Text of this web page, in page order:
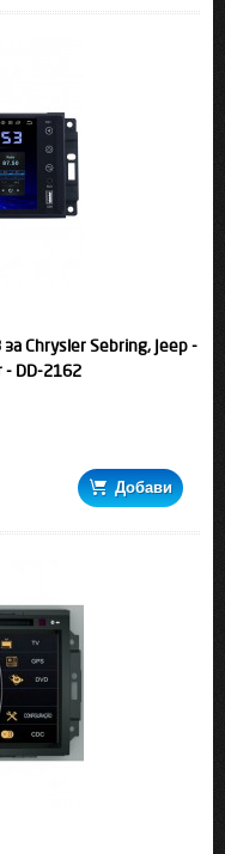
Chrysler Sebring, Jeep -
- DD-2162
Добави